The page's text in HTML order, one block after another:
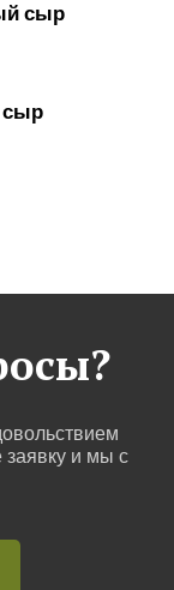
сыр
сыр
заявку и мы с